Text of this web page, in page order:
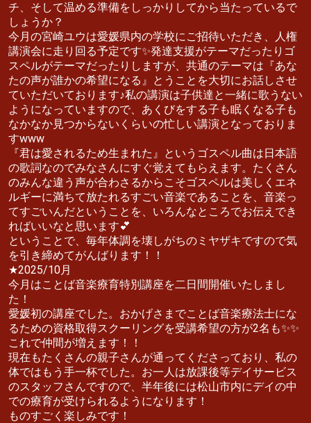
チ、そして温める準備をしっかりしてから当たっているで
しょうか？
今月の宮崎ユウは愛媛県内の学校にご招待いただき、人権
講演会に走り回る予定です✨発達支援がテーマだったりゴ
スペルがテーマだったりしますが、共通のテーマは『あな
たの声が誰かの希望になる』とうことを大切にお話しさせ
ていただいております♪私の講演は子供達と一緒に歌うない
ようになっていますので、あくびをする子も眠くなる子も
なかなか見つからないくらいの忙しい講演となっておりま
すwww
『君は愛されるため生まれた』というゴスペル曲は日本語
の歌詞なのでみなさんにすぐ覚えてもらえます。たくさん
のみんな違う声が合わさるからこそゴスペルは美しくエネ
ルギーに満ちて放たれるすごい音楽であることを、音楽っ
てすごいんだということを、いろんなところでお伝えでき
ればいいなと思います💕
ということで、毎年体調を壊しがちのミヤザキですので気
を引き締めてがんばります！！
★2025/10月
今月はことば音楽療育特別講座を二日間開催いたしまし
た！
愛媛初の講座でした。おかげさまでことば音楽療法士にな
るための資格取得スクーリングを受講希望の方が2名も✨✨
これで仲間が増えます！！
現在もたくさんの親子さんが通ってくださっており、私の
体ではもう手一杯でした。お一人は放課後等デイサービス
のスタッフさんですので、半年後には松山市内にデイの中
での療育が受けられるようになります！
ものすごく楽しみです！